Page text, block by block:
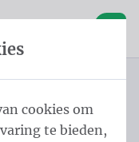
Mesh rings every
cookies om
te bieden,